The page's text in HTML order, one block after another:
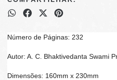
Número de Páginas: 232
Autor: A. C. Bhaktivedanta Swami
Dimensões: 160mm x 230mm